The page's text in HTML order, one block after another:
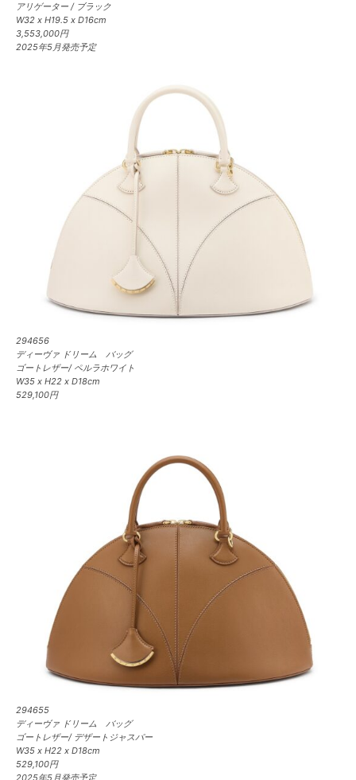
アリゲーター / ブラック
W32 x H19.5 x D16cm
3,553,000円
2025年5月発売予定
294656
ディーヴァ ドリーム バッグ
ゴートレザー/ ペルラホワイト
W35 x H22 x D18cm
529,100円
294655
ディーヴァ ドリーム バッグ
ゴートレザー/ デザートジャスパー
W35 x H22 x D18cm
529,100円
2025年5月発売予定